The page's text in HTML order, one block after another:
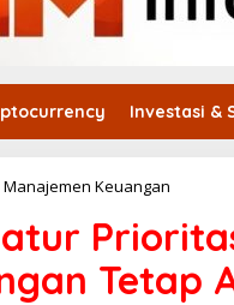
Investasi &
Manajemen Keuangan
agar
Tetap
Tetap